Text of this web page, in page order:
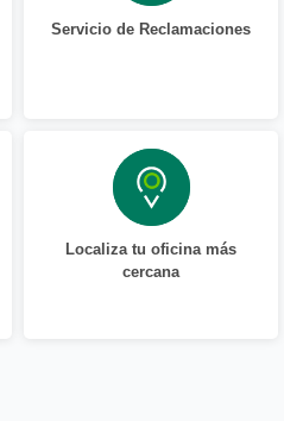
Servicio de Reclamaciones
Localiza tu oficina más
cercana